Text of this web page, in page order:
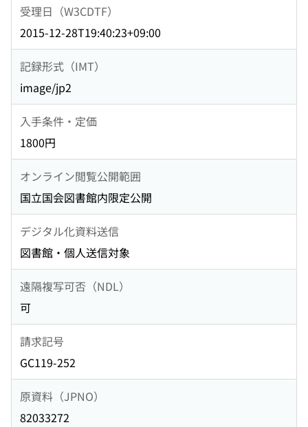
受理日（W3CDTF）
2015-12-28T19:40:23+09:00
記録形式（IMT）
image/jp2
入手条件・定価
1800円
オンライン閲覧公開範囲
国立国会図書館内限定公開
デジタル化資料送信
図書館・個人送信対象
遠隔複写可否（NDL）
可
請求記号
GC119-252
原資料（JPNO）
82033272